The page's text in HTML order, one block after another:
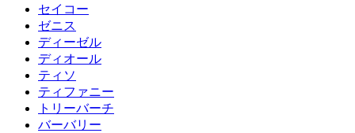
セイコー
ゼニス
ディーゼル
ディオール
ティソ
ティファニー
トリーバーチ
バーバリー